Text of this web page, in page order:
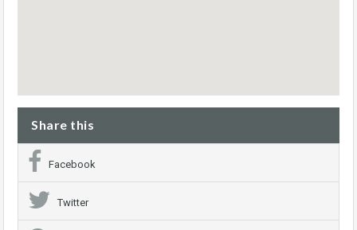
Share this
Facebook
Twitter